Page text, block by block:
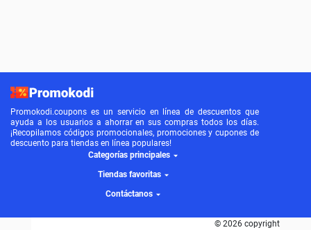
Promokodi.coupons es un servicio en línea de descuentos que
ayuda a los usuarios a ahorrar en sus compras todos los días.
¡Recopilamos códigos promocionales, promociones y cupones de
descuento para tiendas en línea populares!
Categorías principales
Tiendas favoritas
Contáctanos
© 2026 copyright